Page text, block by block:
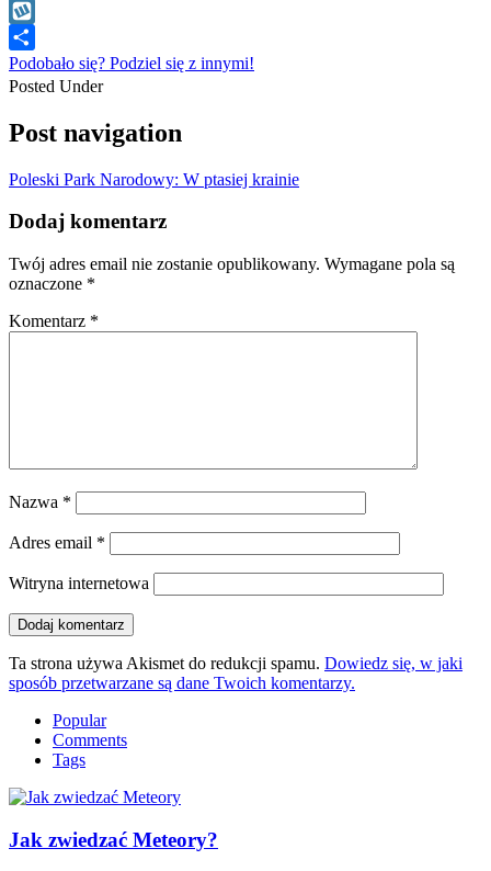
WhatsApp
Wykop
Podobało się? Podziel się z innymi!
Posted Under
Post navigation
Poleski Park Narodowy: W ptasiej krainie
Dodaj komentarz
Twój adres email nie zostanie opublikowany. Wymagane pola są
oznaczone *
Komentarz *
Nazwa *
Adres email *
Witryna internetowa
Ta strona używa Akismet do redukcji spamu. Dowiedz się, w jaki
sposób przetwarzane są dane Twoich komentarzy.
Popular
Comments
Tags
Jak zwiedzać Meteory?